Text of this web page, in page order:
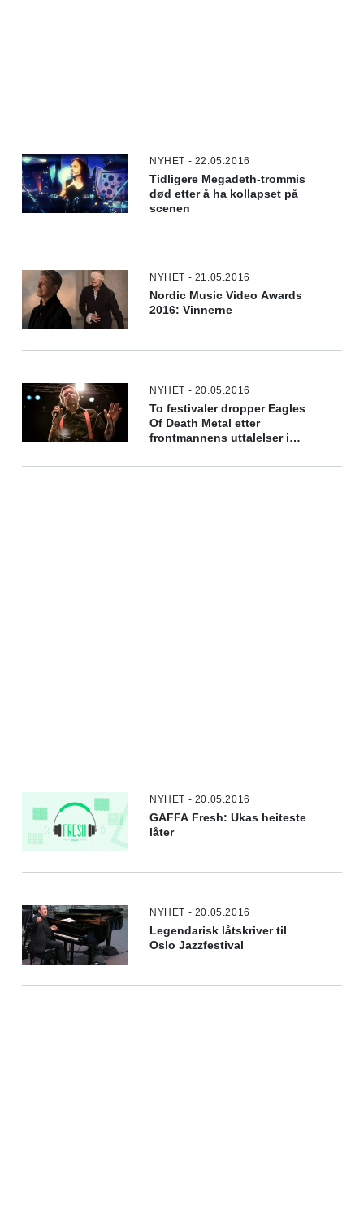
NYHET - 22.05.2016
Tidligere Megadeth-trommis
død etter å ha kollapset på
scenen
NYHET - 21.05.2016
Nordic Music Video Awards
2016: Vinnerne
NYHET - 20.05.2016
To festivaler dropper Eagles
Of Death Metal etter
frontmannens uttalelser i
NYHET - 20.05.2016
GAFFA Fresh: Ukas heiteste
låter
NYHET - 20.05.2016
Legendarisk låtskriver til
Oslo Jazzfestival